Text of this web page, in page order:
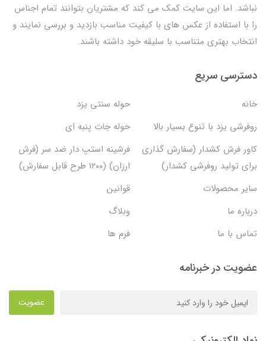
نباشد. اما این سایت کمک می کند که مشتریان بتوانند تمام اجناس
را با استفاده از عکس های با کیفیت مناسب بازدید و بررسی نمایند و
انتخاب بهتری متناسب با سلیقه خود داشته باشند.
دسترسی سریع
خانه
حوله سنتی یزد
روفرشی یزد با تنوع بسیار بالا
حوله جات پنبه ای
کاور فرش کشدار (سفارش گذاری
برای تولید روفرشی کشدار)
فرشینه استپ دار ضد سر (فرش
ارزان) (۱۲۰۰ طرح قابل سفارش)
سایر محصولات
قوانین
درباره ما
وبلاگ
تماس با ما
فرم ها
عضویت در خبرنامه
عضویت